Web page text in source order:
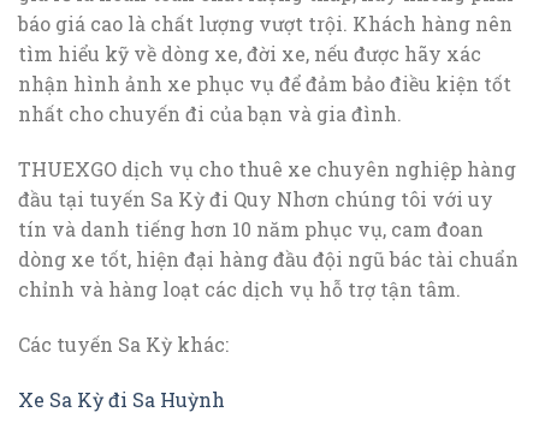
báo giá cao là chất lượng vượt trội. Khách hàng nên
tìm hiểu kỹ về dòng xe, đời xe, nếu được hãy xác
nhận hình ảnh xe phục vụ để đảm bảo điều kiện tốt
nhất cho chuyến đi của bạn và gia đình.
THUEXGO dịch vụ cho thuê xe chuyên nghiệp hàng
đầu tại tuyến Sa Kỳ đi Quy Nhơn chúng tôi với uy
tín và danh tiếng hơn 10 năm phục vụ, cam đoan
dòng xe tốt, hiện đại hàng đầu đội ngũ bác tài chuẩn
chỉnh và hàng loạt các dịch vụ hỗ trợ tận tâm.
Các tuyến Sa Kỳ khác:
Xe Sa Kỳ đi Sa Huỳnh